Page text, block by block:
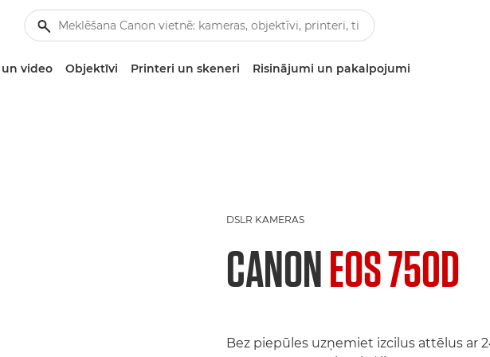
video Objektīvi Printeri un skeneri Risinājumi un pakalpojumi
DSLR KAMERAS
CANONEOS 750D
Bez piepūles uzņemiet izcilus attēlus ar